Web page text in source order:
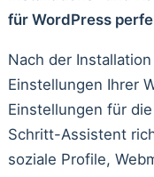
für WordPress
Nach der
Einstellungen Ihrer
Einstellungen für
Schritt-Assistent
soziale Profile,